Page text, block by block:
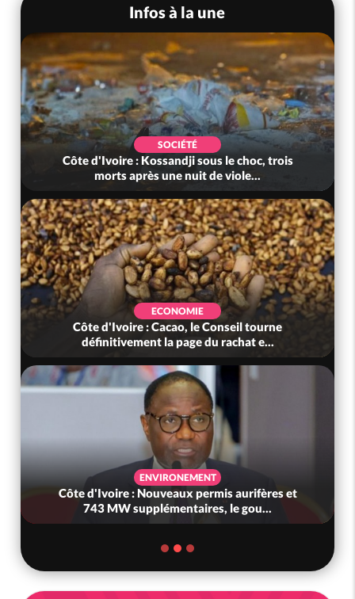
Infos à la une
SOCIÉTÉ
Côte d'Ivoire : Kossandji sous le choc, trois
morts après une nuit de viole...
ECONOMIE
Côte d'Ivoire : Cacao, le Conseil tourne
définitivement la page du rachat e...
ENVIRONEMENT
Côte d'Ivoire : Nouveaux permis aurifères et
743 MW supplémentaires, le gou...